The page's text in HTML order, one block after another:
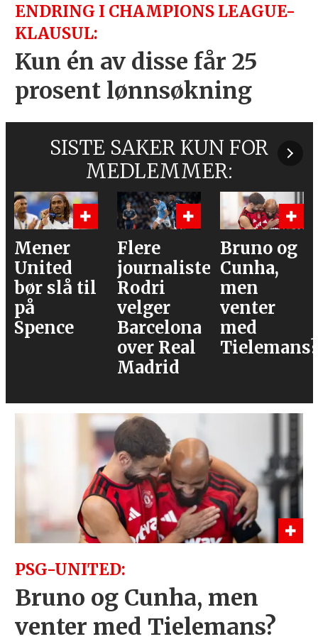
ENDRING I CHAMPIONS LEAGUE-
KLAUSUL:
Kun én av disse får 25
prosent lønnsøkning
SISTE SAKER KUN FOR
MEDLEMMER:
Flere
journalister:
Rodri
velger
Barcelona
Bruno og
Cunha,
men
venter
med
Tielemans?
Hva er
PSG-UNITED:
Bruno og Cunha, men
venter med Tielemans?